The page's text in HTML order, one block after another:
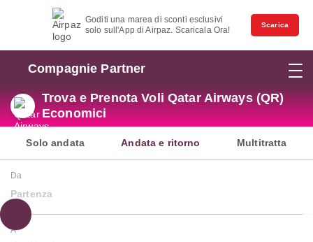
Goditi una marea di sconti esclusivi
solo sull'App di Airpaz. Scaricala Ora!
Scarica
Compagnie Partner
Trova e Prenota Voli Qatar Airways (QR)
Economici
Solo andata Andata e ritorno Multitratta
Da
Partenza
A